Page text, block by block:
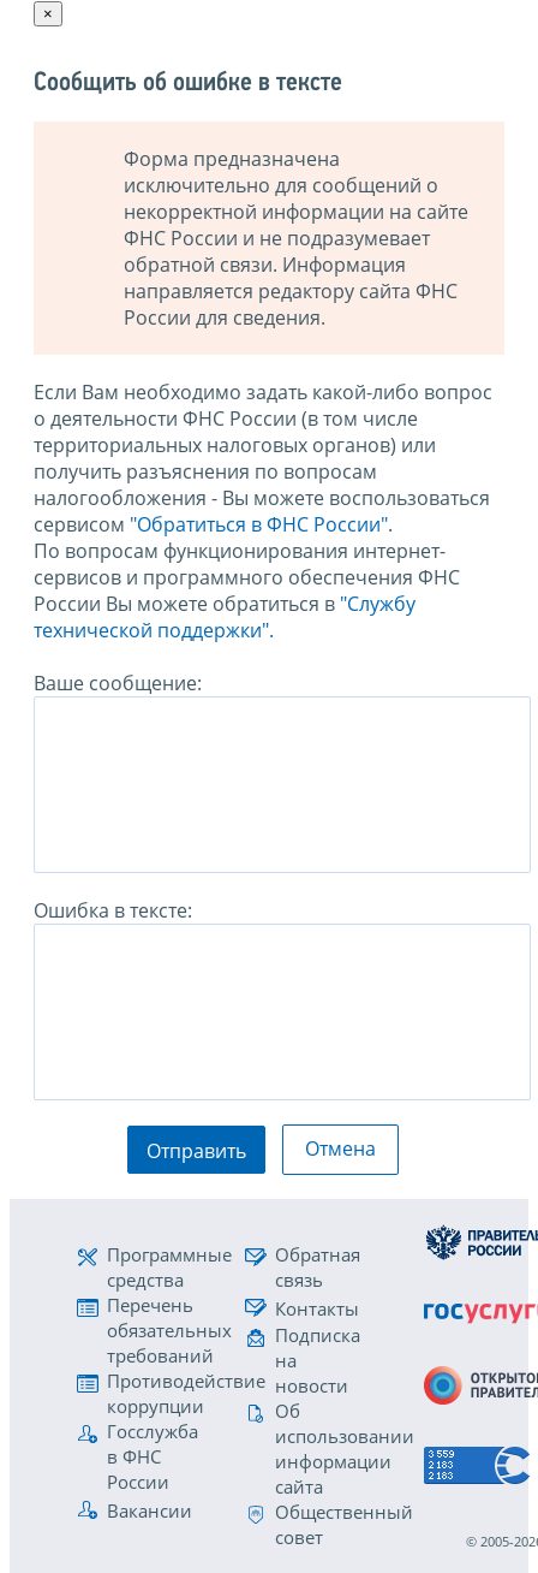
×
Сообщить об ошибке в тексте
Форма предназначена
исключительно для сообщений о
некорректной информации на сайте
ФНС России и не подразумевает
обратной связи. Информация
направляется редактору сайта ФНС
России для сведения.
Если Вам необходимо задать какой-либо вопрос
о деятельности ФНС России (в том числе
территориальных налоговых органов) или
получить разъяснения по вопросам
налогообложения - Вы можете воспользоваться
сервисом "Обратиться в ФНС России".
По вопросам функционирования интернет-
сервисов и программного обеспечения ФНС
России Вы можете обратиться в "Службу
технической поддержки".
Ваше сообщение:
Ошибка в тексте:
Отправить Отмена
Программные
средства
Перечень
обязательных
требований
Противодействие
коррупции
Госслужба
в ФНС
России
Вакансии
Обратная
связь
Контакты
Подписка
на
новости
Об
использовании
информации
сайта
Общественный
совет
© 2005-